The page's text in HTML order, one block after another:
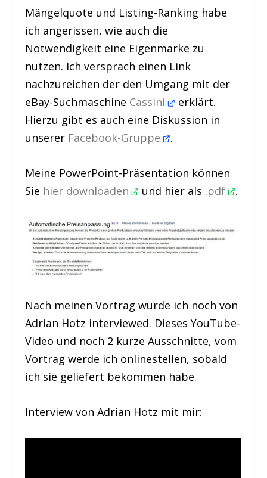
Mängelquote und Listing-Ranking habe
ich angerissen, wie auch die
Notwendigkeit eine Eigenmarke zu
nutzen. Ich versprach einen Link
nachzureichen der den Umgang mit der
eBay-Suchmaschine Cassini
erklärt.
Hierzu gibt es auch eine Diskussion in
unserer Facebook-Gruppe .
Meine PowerPoint-Präsentation können
Sie hier downloaden und hier als .pdf .
Nach meinen Vortrag wurde ich noch von
Adrian Hotz interviewed. Dieses YouTube-
Video und noch 2 kurze Ausschnitte, vom
Vortrag werde ich onlinestellen, sobald
ich sie geliefert bekommen habe.
Interview von Adrian Hotz mit mir: